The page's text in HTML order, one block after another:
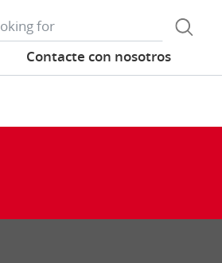
Contacte con nosotros